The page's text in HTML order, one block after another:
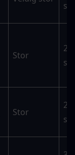
Stor
Stor